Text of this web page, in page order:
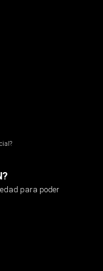
para poder